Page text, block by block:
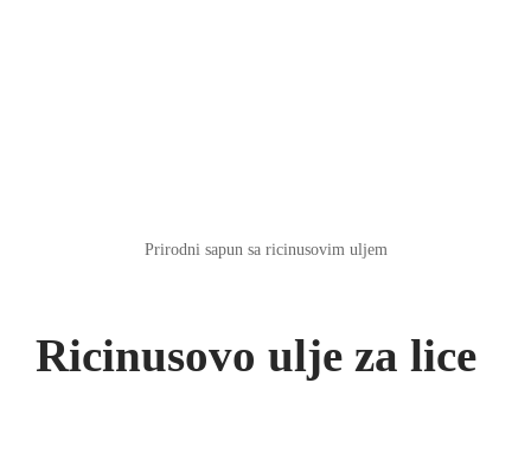
Prirodni sapun sa ricinusovim uljem
Ricinusovo ulje za lice